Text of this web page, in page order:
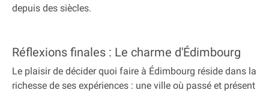
depuis des siècles.
Réflexions finales : Le charme d'Édimbourg
Le plaisir de décider quoi faire à Édimbourg réside dans la
richesse de ses expériences : une ville où passé et présent